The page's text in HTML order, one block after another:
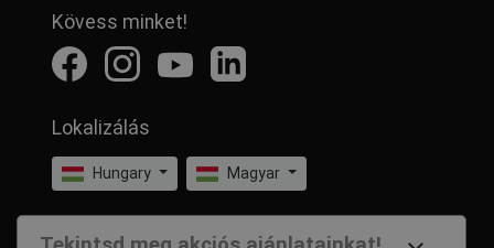
Kövess minket!
Lokalizálás
Hungary Magyar